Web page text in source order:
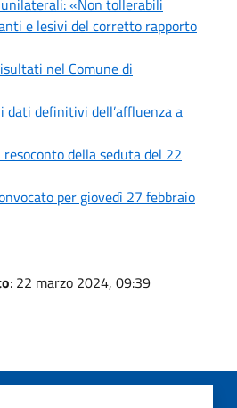
e lesivi del corretto rapporto
nel Comune di
dati definitivi dell’affluenza a
della seduta del 22
per giovedì 27 febbraio
: 22 marzo 2024, 09:39